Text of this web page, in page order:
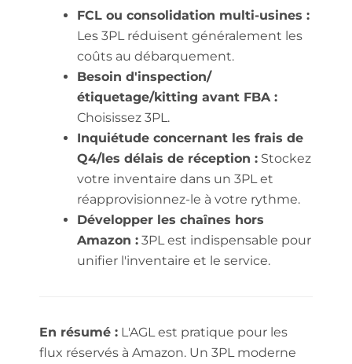
FCL ou consolidation multi-usines :
Les 3PL réduisent généralement les
coûts au débarquement.
Besoin d'inspection/
étiquetage/kitting avant FBA :
Choisissez 3PL.
Inquiétude concernant les frais de
Q4/les délais de réception :Stockez
votre inventaire dans un 3PL et
réapprovisionnez-le à votre rythme.
Développer les chaînes hors
Amazon :3PL est indispensable pour
unifier l'inventaire et le service.
En résumé :L'AGL est pratique pour les
flux réservés à Amazon. Un 3PL moderne